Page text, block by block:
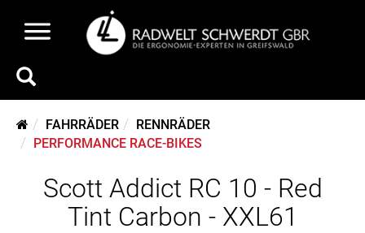
FAHRRÄDER
RENNRÄDER
PERFORMANCE RACE-BIKES
Scott Addict RC 10 - Red
Tint Carbon - XXL61